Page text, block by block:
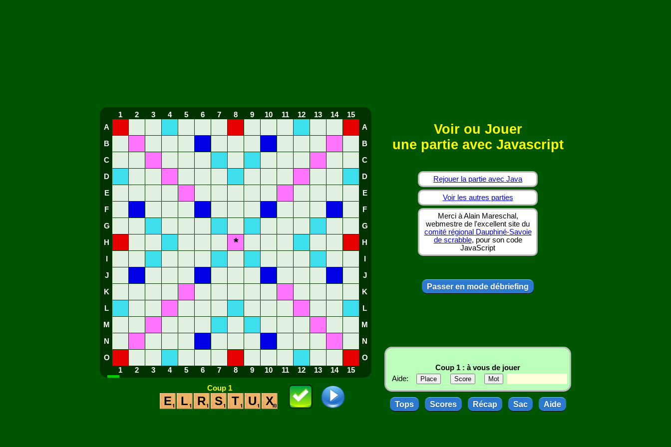
1 2 3 4 5 6 7 8 9 10 11 12 13 14
15
A
A
B B
C C
D D
E E
F F
G G
H * H
J J
K K
L L
M M
N N
O
O
1
2 3 4 5 6 7 8 9 10 11 12 13 14 15
Coup 1
E L R S T U X
Voir ou Jouer
une partie avec Javascript
Rejouer la partie avec Java
Voir les autres parties
Merci à Alain Mareschal,
webmestre de l'excellent site du
comité régional Dauphiné-Savoie
de scrabble, pour son code
JavaScript
Passer en mode débriefing
Coup 1 : à vous de jouer
Aide:
Tops Scores Récap Sac Aide